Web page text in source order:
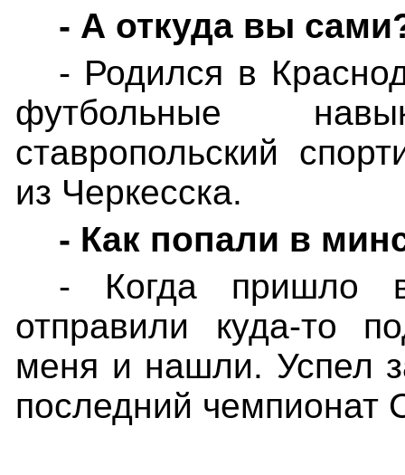
- А откуда вы
- Родился в
футбольные
ставропольский
из Черкесска.
- Как попали в
- Когда пришло
отправили куда-то
меня и нашли. Успел
последний чемпионат